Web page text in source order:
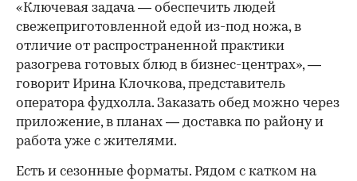
«Ключевая задача — обеспечить людей
свежеприготовленной едой из-под ножа, в
отличие от распространенной практики
разогрева готовых блюд в бизнес-центрах», —
говорит Ирина Клочкова, представитель
оператора фудхолла. Заказать обед можно через
приложение, в планах — доставка по району и
работа уже с жителями.
Есть и сезонные форматы. Рядом с катком на